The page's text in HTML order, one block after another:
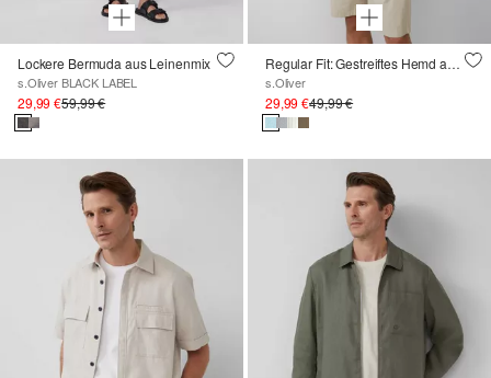
Lockere Bermuda aus Leinenmix
s.Oliver BLACK LABEL
29,99 €59,99 €
Regular Fit: Gestreiftes Hemd aus Baumwoll- und Leinenmix
s.Oliver
29,99 €49,99 €